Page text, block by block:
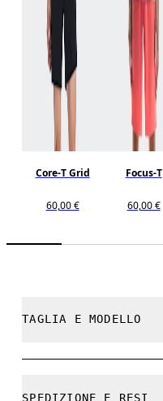
Core-T Grid
60,00 €
Focus-T
60,00 €
TAGLIA E MODELLO
SPEDIZIONE E RESI